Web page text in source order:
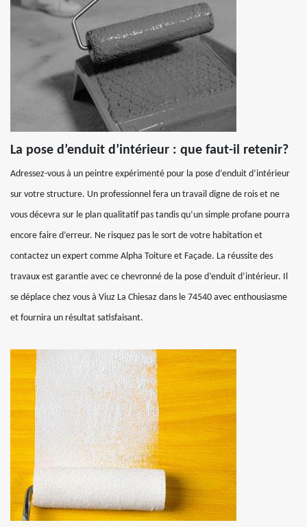
La pose d’enduit d’intérieur : que faut-il retenir?
Adressez-vous à un peintre expérimenté pour la pose d’enduit d’intérieur
sur votre structure. Un professionnel fera un travail digne de rois et ne
vous décevra sur le plan qualitatif pas tandis qu’un simple profane pourra
encore faire d’erreur. Ne risquez pas le sort de votre habitation et
contactez un expert comme Alpha Toiture et Façade. La réussite des
travaux est garantie avec ce chevronné de la pose d’enduit d’intérieur. Il
se déplace chez vous à Viuz La Chiesaz dans le 74540 avec enthousiasme
et fournira un résultat satisfaisant.